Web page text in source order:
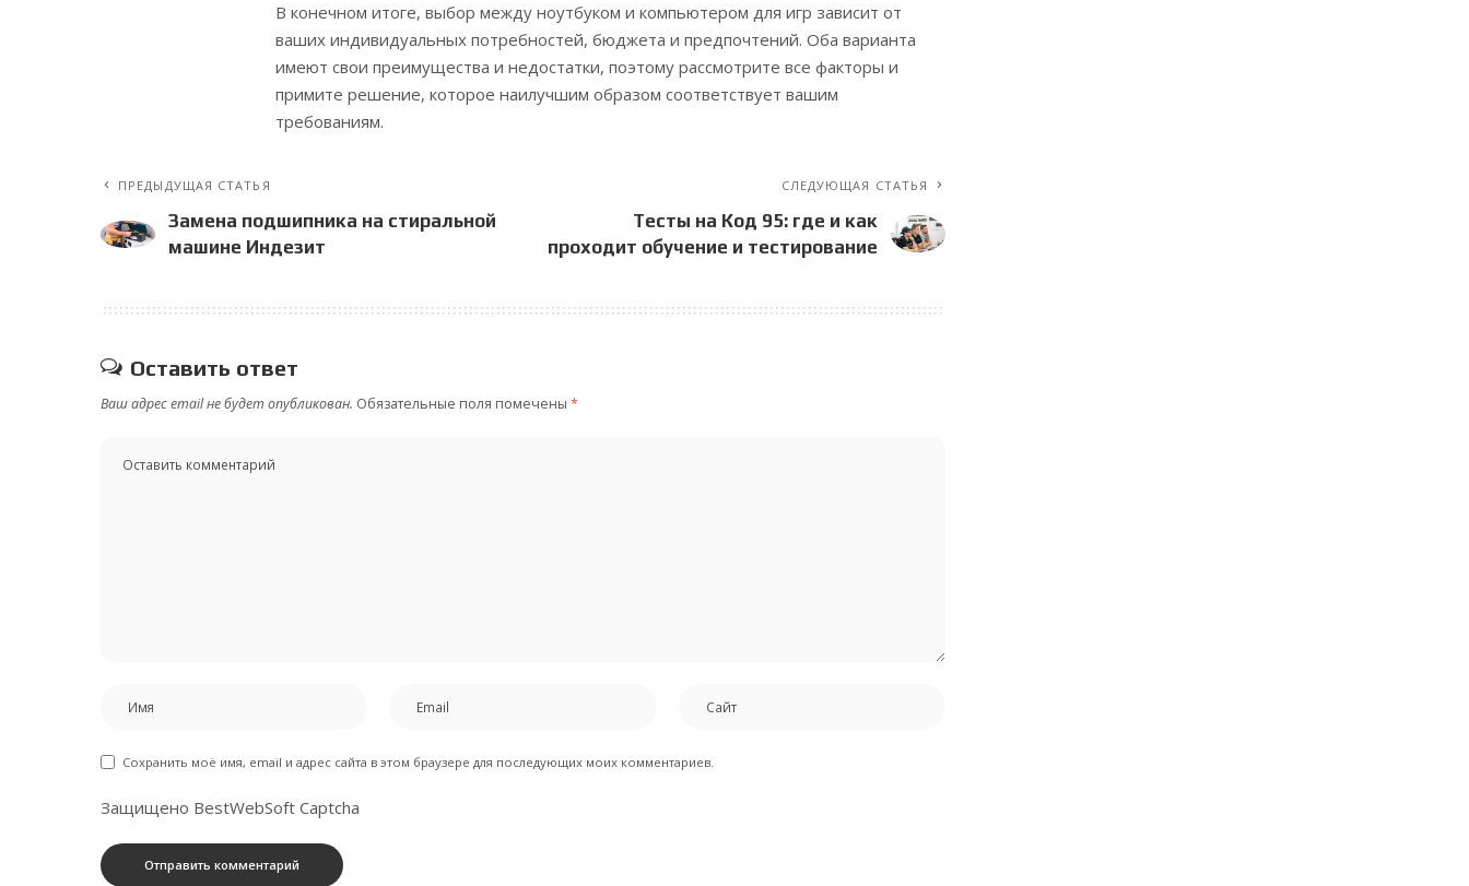
В конечном итоге, выбор между ноутбуком и компьютером для игр зависит от
ваших индивидуальных потребностей, бюджета и предпочтений. Оба варианта
имеют свои преимущества и недостатки, поэтому рассмотрите все факторы и
примите решение, которое наилучшим образом соответствует вашим
требованиям.
ПРЕДЫДУЩАЯ СТАТЬЯ
Замена подшипника на стиральной
машине Индезит
СЛЕДУЮЩАЯ СТАТЬЯ
Тесты на Код 95: где и как
проходит обучение и тестирование
Оставить ответ
Ваш адрес email не будет опубликован. Обязательные поля помечены *
Сохранить моё имя, email и адрес сайта в этом браузере для последующих моих комментариев.
Защищено BestWebSoft Captcha